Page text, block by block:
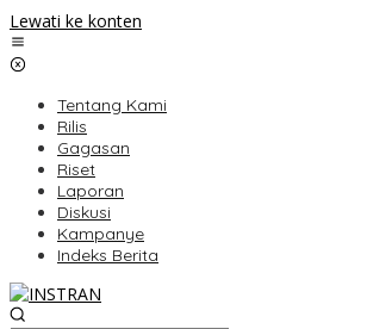
Lewati ke konten
Tentang Kami
Rilis
Gagasan
Riset
Laporan
Diskusi
Kampanye
Indeks Berita